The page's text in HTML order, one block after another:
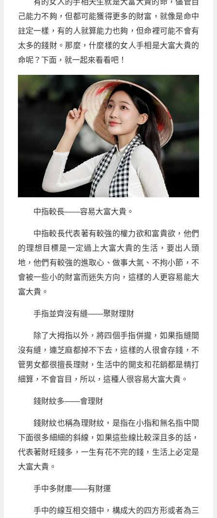
有的女人的手相天生就是大富大貴的命，儘管自
己能力不夠，但都可能獲得更多的財富，就像是命中
註定一樣，有的人就算能力也夠，但命裡可能不會有
太多的錢財。那麼，什麼樣的女人手相是大富大貴的
命呢？下面，就一起來看看吧！
中指較長——容易大富大貴。
中指較長代表著有較強的權力欲和富貴欲，他們
的理想目標是一定過上大富大貴的生活，要出人頭
地，他們有較強的進取心、做事大氣、不拘小節，不
會被一些小的財富而迷失方向，這樣的人更容易能大
富大貴。
手指並齊沒有縫——聚財理財
除了大拇指以外，將四個手指併攏，如果指縫間
沒有縫，連芝麻都掉不下去，這樣的人很會存錢，不
管男女都很擅長理財，生活中的開支和花銷都是精打
細算，不會盲目，所以，這種人很容易大富大貴。
錢財紋多——會理財
錢財紋也稱為理財紋，是指在小指和無名指中間
下面很多細細的斜線，如果這些線比較深且多的話，
代表著財旺錢多，一生有花不完的錢，生活上必定是
大富大貴。
手中多財庫——有財運
手中的線互相交錯中，構成大的四方形或者為三